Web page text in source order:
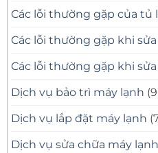
Các lỗi thường gặp của tủ
Các lỗi thường gặp khi
Các lỗi thường gặp khi
Dịch vụ bảo trì máy lạnh
Dịch vụ lắp đặt máy lạnh
Dịch vụ sửa chữa máy lạnh